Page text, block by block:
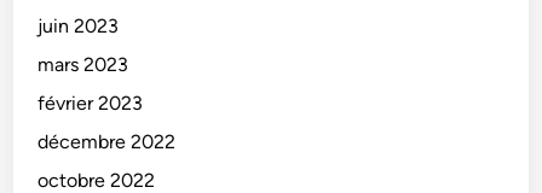
juin 2023
mars 2023
février 2023
décembre 2022
octobre 2022